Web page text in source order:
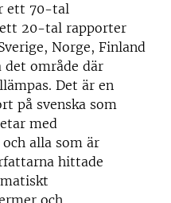
ett 70-tal
20-tal rapporter
Norge, Finland
det område där
Det är en
på svenska som
med
alla som är
hittade
och